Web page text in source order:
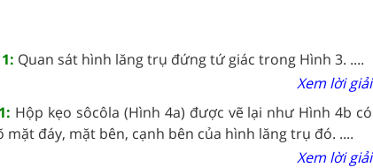
Quan sát hình lăng trụ đứng tứ giác trong Hình 3. ....
Xem lời giải
Hộp kẹo sôcôla (Hình 4a) được vẽ lại như Hình 4b có
đáy, mặt bên, cạnh bên của hình lăng trụ đó. ....
Xem lời giải